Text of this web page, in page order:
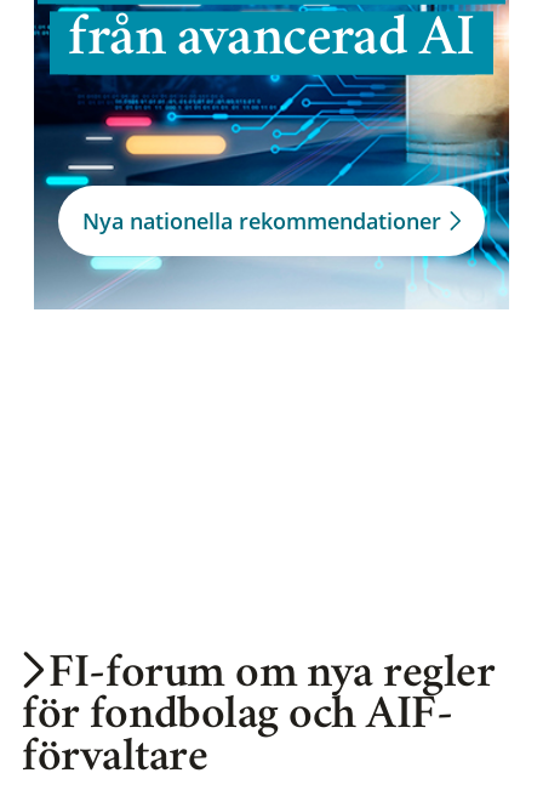
från avancerad AI
Nya nationella rekommendationer
FI-forum om nya regler
för fondbolag och AIF-
förvaltare